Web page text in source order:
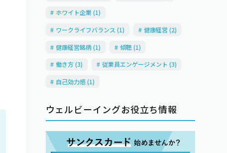
ホワイト企業 (1)
ワークライフバランス (1) 健康経営 (2)
健康経営銘柄 (1) 傾聴 (1)
働き方 (3) 従業員エンゲージメント (3)
自己効力感 (1)
ウェルビーイングお役立ち情報